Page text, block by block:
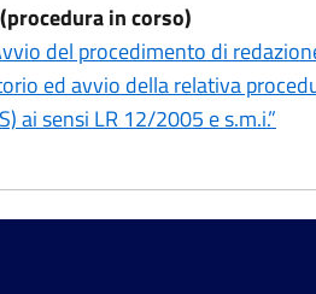
in corso)
del procedimento di
ed avvio della relativa
ai sensi LR 12/2005 e s.m.i.”